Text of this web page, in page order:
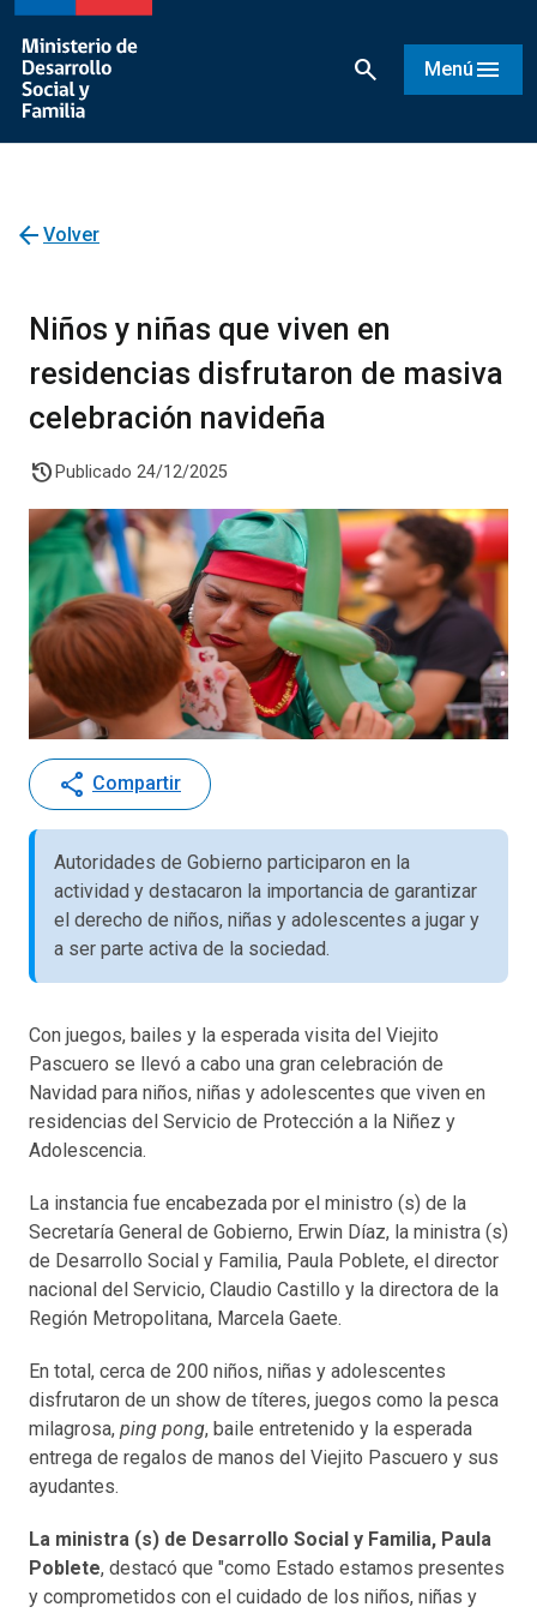
search Menú menu
arrow_back Volver
Niños y niñas que viven en
residencias disfrutaron de masiva
celebración navideña
history Publicado 24/12/2025
share Compartir
Autoridades de Gobierno participaron en la
actividad y destacaron la importancia de garantizar
el derecho de niños, niñas y adolescentes a jugar y
a ser parte activa de la sociedad.
Con juegos, bailes y la esperada visita del Viejito
Pascuero se llevó a cabo una gran celebración de
Navidad para niños, niñas y adolescentes que viven en
residencias del Servicio de Protección a la Niñez y
Adolescencia.
La instancia fue encabezada por el ministro (s) de la
Secretaría General de Gobierno, Erwin Díaz, la ministra (s)
de Desarrollo Social y Familia, Paula Poblete, el director
nacional del Servicio, Claudio Castillo y la directora de la
Región Metropolitana, Marcela Gaete.
En total, cerca de 200 niños, niñas y adolescentes
disfrutaron de un show de títeres, juegos como la pesca
milagrosa, ping pong, baile entretenido y la esperada
entrega de regalos de manos del Viejito Pascuero y sus
ayudantes.
La ministra (s) de Desarrollo Social y Familia, Paula
Poblete, destacó que "como Estado estamos presentes
y comprometidos con el cuidado de los niños, niñas y